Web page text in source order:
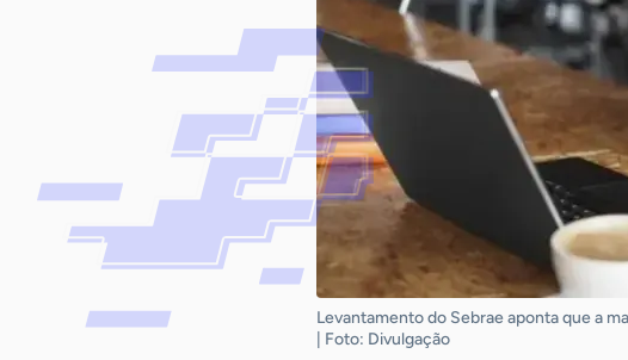
Levantamento do Sebrae aponta que a
| Foto: Divulgação